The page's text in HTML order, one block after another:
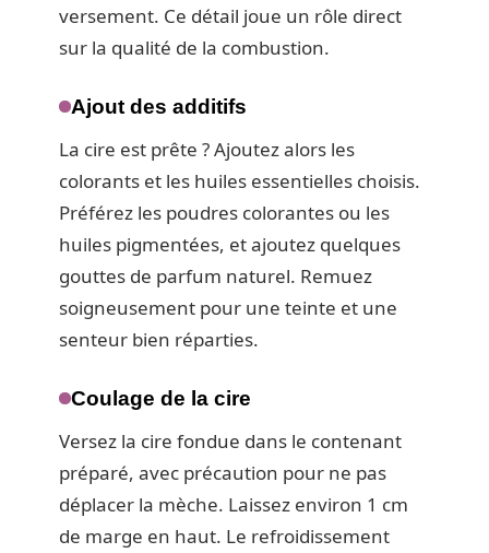
versement. Ce détail joue un rôle direct
sur la qualité de la combustion.
Ajout des additifs
La cire est prête ? Ajoutez alors les
colorants et les huiles essentielles choisis.
Préférez les poudres colorantes ou les
huiles pigmentées, et ajoutez quelques
gouttes de parfum naturel. Remuez
soigneusement pour une teinte et une
senteur bien réparties.
Coulage de la cire
Versez la cire fondue dans le contenant
préparé, avec précaution pour ne pas
déplacer la mèche. Laissez environ 1 cm
de marge en haut. Le refroidissement